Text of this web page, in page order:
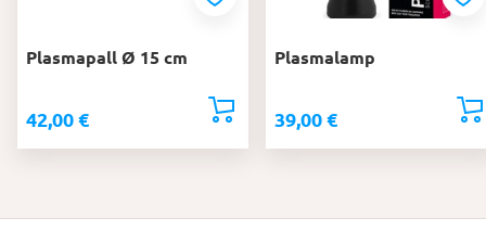
Plasmapall Ø 15 cm
42,00 €
Plasmalamp
39,00 €